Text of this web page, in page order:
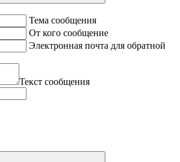
Тема сообщения
От кого сообщение
Электронная почта для обратной
Текст сообщения